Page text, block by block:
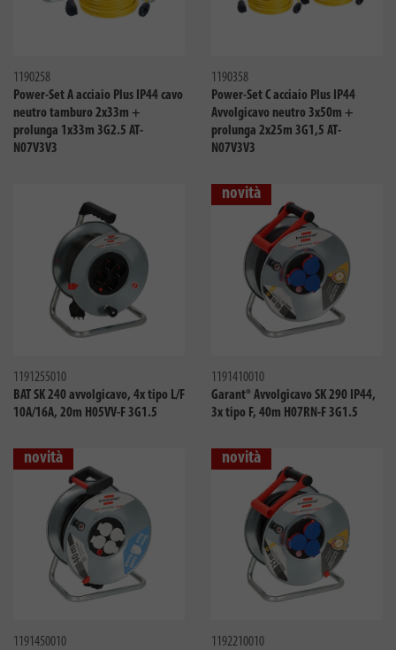
1190258
Power-Set A acciaio Plus IP44 cavo
neutro tamburo 2x33m +
prolunga 1x33m 3G2.5 AT-
N07V3V3
1190358
Power-Set C acciaio Plus IP44
Avvolgicavo neutro 3x50m +
prolunga 2x25m 3G1,5 AT-
N07V3V3
1191255010
BAT SK 240 avvolgicavo, 4x tipo L/F
10A/16A, 20m H05VV-F 3G1.5
novità
1191410010
Garant® Avvolgicavo SK 290 IP44,
3x tipo F, 40m H07RN-F 3G1.5
novità
1191450010
novità
1192210010